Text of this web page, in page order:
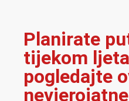
Planirate
tijekom
pogledajte